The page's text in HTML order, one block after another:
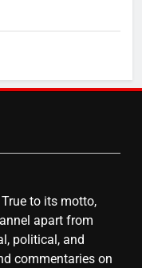
में बढ़ेंगी सुविधाएं: 67%
पर बड़ा झटका,
घोटाले में आरोप
to its motto,
apart from
political, and
commentaries on